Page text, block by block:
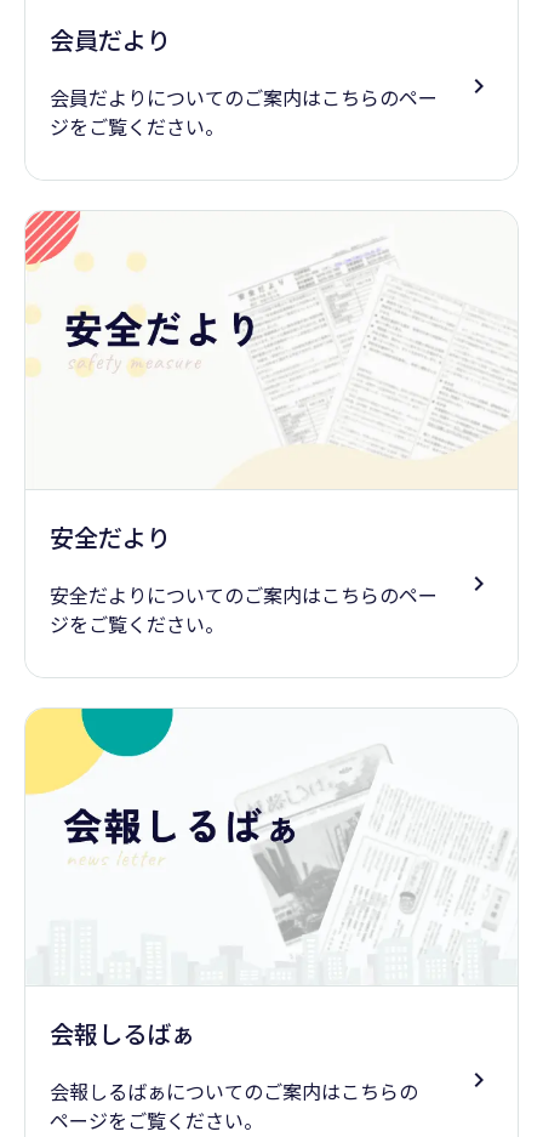
会員だより
会員だよりについてのご案内はこちらのペー
ジをご覧ください。
安全だより
安全だよりについてのご案内はこちらのペー
ジをご覧ください。
会報しるばぁ
会報しるばぁについてのご案内はこちらの
ページをご覧ください。